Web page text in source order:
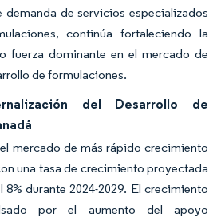
de servicios especializados
continúa fortaleciendo la
fuerza dominante en el mercado de
de formulaciones.
del Desarrollo de
mercado de más rápido crecimiento
una tasa de crecimiento proyectada
durante 2024-2029. El crecimiento
por el aumento del apoyo